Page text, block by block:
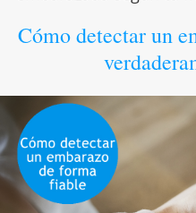
Cómo detectar un